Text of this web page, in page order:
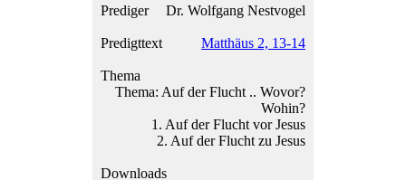
Dr. Wolfgang Nestvogel
Matthäus 2, 13-14
Thema: Auf der Flucht .. Wovor?
Wohin?
1. Auf der Flucht vor Jesus
2. Auf der Flucht zu Jesus